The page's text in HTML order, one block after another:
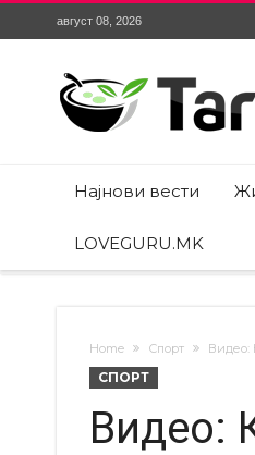
август 08, 2026
Најнови вести
LOVEGURU.MK
Home Спорт Видео:
СПОРТ
Видео: